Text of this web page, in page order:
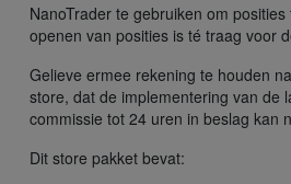
NanoTrader te gebruiken om
openen van posities is té traag voor
Gelieve ermee rekening te houden
store, dat de implementering van de
commissie tot 24 uren in beslag kan
Dit store pakket bevat: